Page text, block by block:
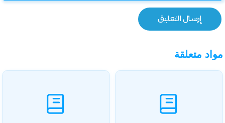
مواد متعلقة